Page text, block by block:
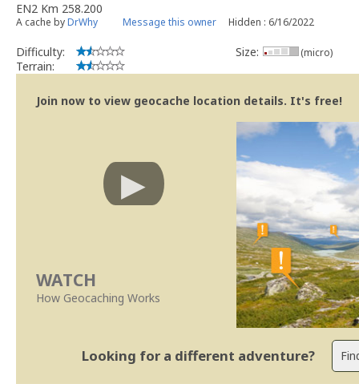
EN2 Km 258.200
A cache byDrWhy Message this owner Hidden : 6/16/2022
Difficulty:
Terrain:
Size: (micro)
Join now to view geocache location details. It's free!
WATCH
How Geocaching Works
Looking for a different adventure?